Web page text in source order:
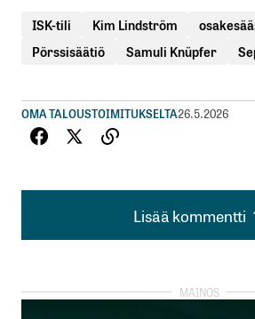
ISK-tili Kim Lindström
Pörssisäätiö
Samuli Knüpfer
OMA TALOUSTOIMITUKSELTA26.5.2026
Lisää kommentti
Lisää kommentti